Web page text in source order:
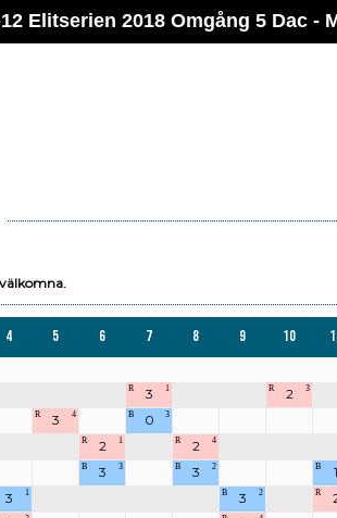
Elitserien 2018 Omgång 5 Dac -
4 5 6 7 8 9 10
R 3 1 R 2 3
R 3 4 B 0 3
R 2 1 R 2 4
B 3 3 B 3 2 B 1
3 1 B 3 2 R